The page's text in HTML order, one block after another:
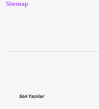
Sitemap
Son Yazılar